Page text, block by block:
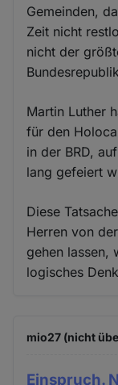
Gemeinden,
Zeit nicht
nicht der
Martin Luther
für den
in der BRD,
lang gefeiert
Diese
Herren von
gehen lassen,
logisches
mio27 (nicht
Einspruch.